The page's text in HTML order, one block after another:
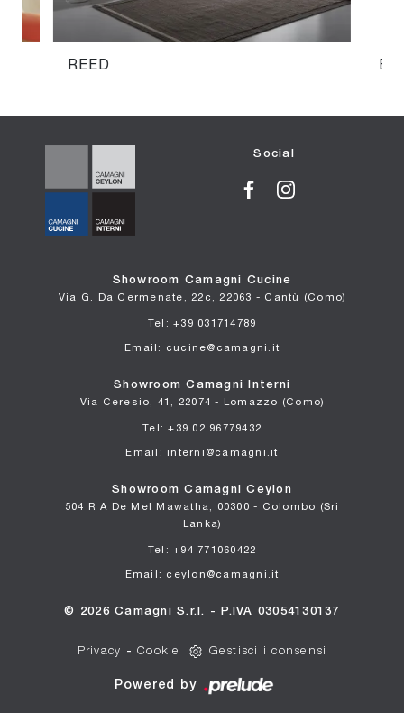
REED
Social
Showroom Camagni Cucine
Via G. Da Cermenate, 22c, 22063 - Cantù (Como)
Tel: +39 031714789
Email: cucine@camagni.it
Showroom Camagni Interni
Via Ceresio, 41, 22074 - Lomazzo (Como)
Tel: +39 02 96779432
Email: interni@camagni.it
Showroom Camagni Ceylon
504 R A De Mel Mawatha, 00300 - Colombo (Sri
Lanka)
Tel: +94 771060422
Email: ceylon@camagni.it
© 2026 Camagni S.r.l. - P.IVA 03054130137
Privacy -Cookie Gestisci i consensi
Powered by